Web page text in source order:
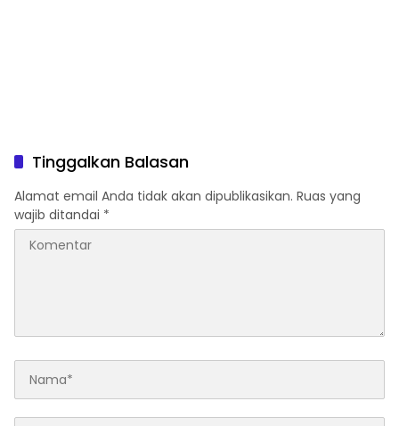
Tinggalkan Balasan
Alamat email Anda tidak akan dipublikasikan. Ruas yang
wajib ditandai *